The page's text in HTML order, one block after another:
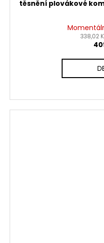
těsnění plovákové
338,02